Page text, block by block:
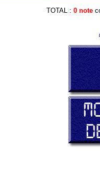
TOTAL : 0 note